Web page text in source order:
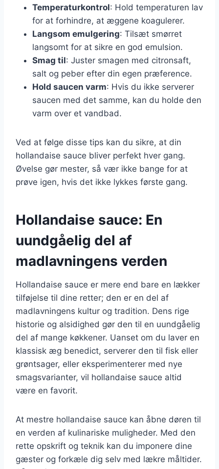
Temperaturkontrol: Hold temperaturen lav
for at forhindre, at æggene koagulerer.
Langsom emulgering: Tilsæt smørret
langsomt for at sikre en god emulsion.
Smag til: Juster smagen med citronsaft,
salt og peber efter din egen præference.
Hold saucen varm: Hvis du ikke serverer
saucen med det samme, kan du holde den
varm over et vandbad.
Ved at følge disse tips kan du sikre, at din
hollandaise sauce bliver perfekt hver gang.
Øvelse gør mester, så vær ikke bange for at
prøve igen, hvis det ikke lykkes første gang.
Hollandaise sauce: En
uundgåelig del af
madlavningens verden
Hollandaise sauce er mere end bare en lækker
tilføjelse til dine retter; den er en del af
madlavningens kultur og tradition. Dens rige
historie og alsidighed gør den til en uundgåelig
del af mange køkkener. Uanset om du laver en
klassisk æg benedict, serverer den til fisk eller
grøntsager, eller eksperimenterer med nye
smagsvarianter, vil hollandaise sauce altid
være en favorit.
At mestre hollandaise sauce kan åbne døren til
en verden af kulinariske muligheder. Med den
rette opskrift og teknik kan du imponere dine
gæster og forkæle dig selv med lækre måltider.